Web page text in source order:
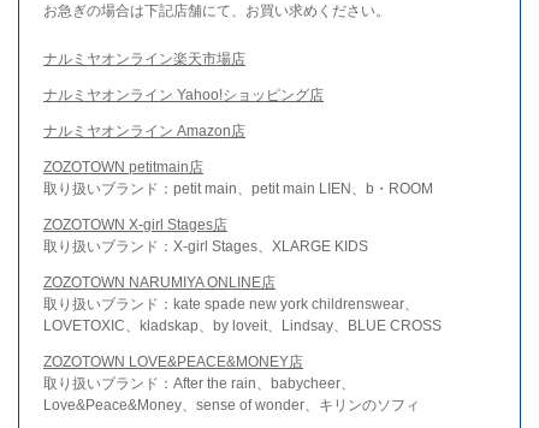
お急ぎの場合は下記店舗にて、お買い求めください。
ナルミヤオンライン楽天市場店
ナルミヤオンライン Yahoo!ショッピング店
ナルミヤオンライン Amazon店
ZOZOTOWN petitmain店
取り扱いブランド：petit main、petit main LIEN、b・ROOM
ZOZOTOWN X-girl Stages店
取り扱いブランド：X-girl Stages、XLARGE KIDS
ZOZOTOWN NARUMIYA ONLINE店
取り扱いブランド：kate spade new york childrenswear、
LOVETOXIC、kladskap、by loveit、Lindsay、BLUE CROSS
ZOZOTOWN LOVE&PEACE&MONEY店
取り扱いブランド：After the rain、babycheer、
Love&Peace&Money、sense of wonder、キリンのソフィ